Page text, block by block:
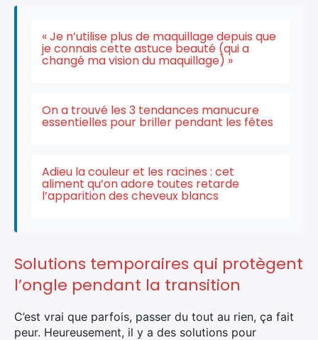
« Je n’utilise plus de maquillage depuis que
je connais cette astuce beauté (qui a
changé ma vision du maquillage) »
On a trouvé les 3 tendances manucure
essentielles pour briller pendant les fêtes
Adieu la couleur et les racines : cet
aliment qu’on adore toutes retarde
l’apparition des cheveux blancs
Solutions temporaires qui protègent
l’ongle pendant la transition
C’est vrai que parfois, passer du tout au rien, ça fait
peur. Heureusement, il y a des solutions pour